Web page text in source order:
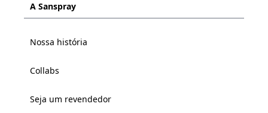
A Sanspray
Nossa história
Collabs
Seja um revendedor